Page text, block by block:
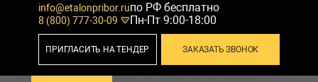
info@etalonpribor.ru
8 (800) 777-30-09
по РФ бесплатно
Пн-Пт 9:00-18:00
ЗАКАЗАТЬ ЗВОНОК
ПРИГЛАСИТЬ НА ТЕНДЕР